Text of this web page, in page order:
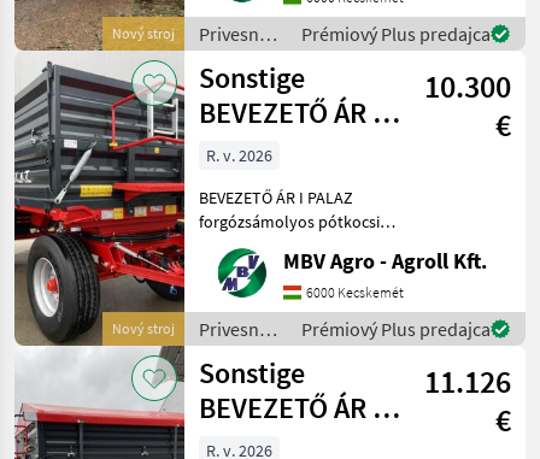
Nový stroj
a régió legnagyobb PALAZ
kereskedőitő
Privesné
vozíky /
Sonstige
Prémiový Plus predajca
Nový stroj
Sonstige
BEVEZETŐ ÁR I
PALAZ
forgózsámolyos
pótkocsik I 8
10.300
€
R. v. 2026
BEVEZETŐ ÁR I PALAZ
forgózsámolyos pótkocsik I
8T-18T Ha PALAZ akkor
kizárólag az MBV AGRO!
Vásároljon közvetlenül az
importőrtől, a régió
legnagyobb PALAZ
keresked
MBV Agro - Agroll Kft.
6000 Kecskemét
Privesné
vozíky /
Sonstige
Prémiový Plus predajca
Sonstige
BEVEZETŐ ÁR I
PALAZ Tandem
11.126
€
R. v. 2026